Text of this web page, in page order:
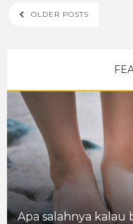
OLDER POSTS
Apa salahnya kalau